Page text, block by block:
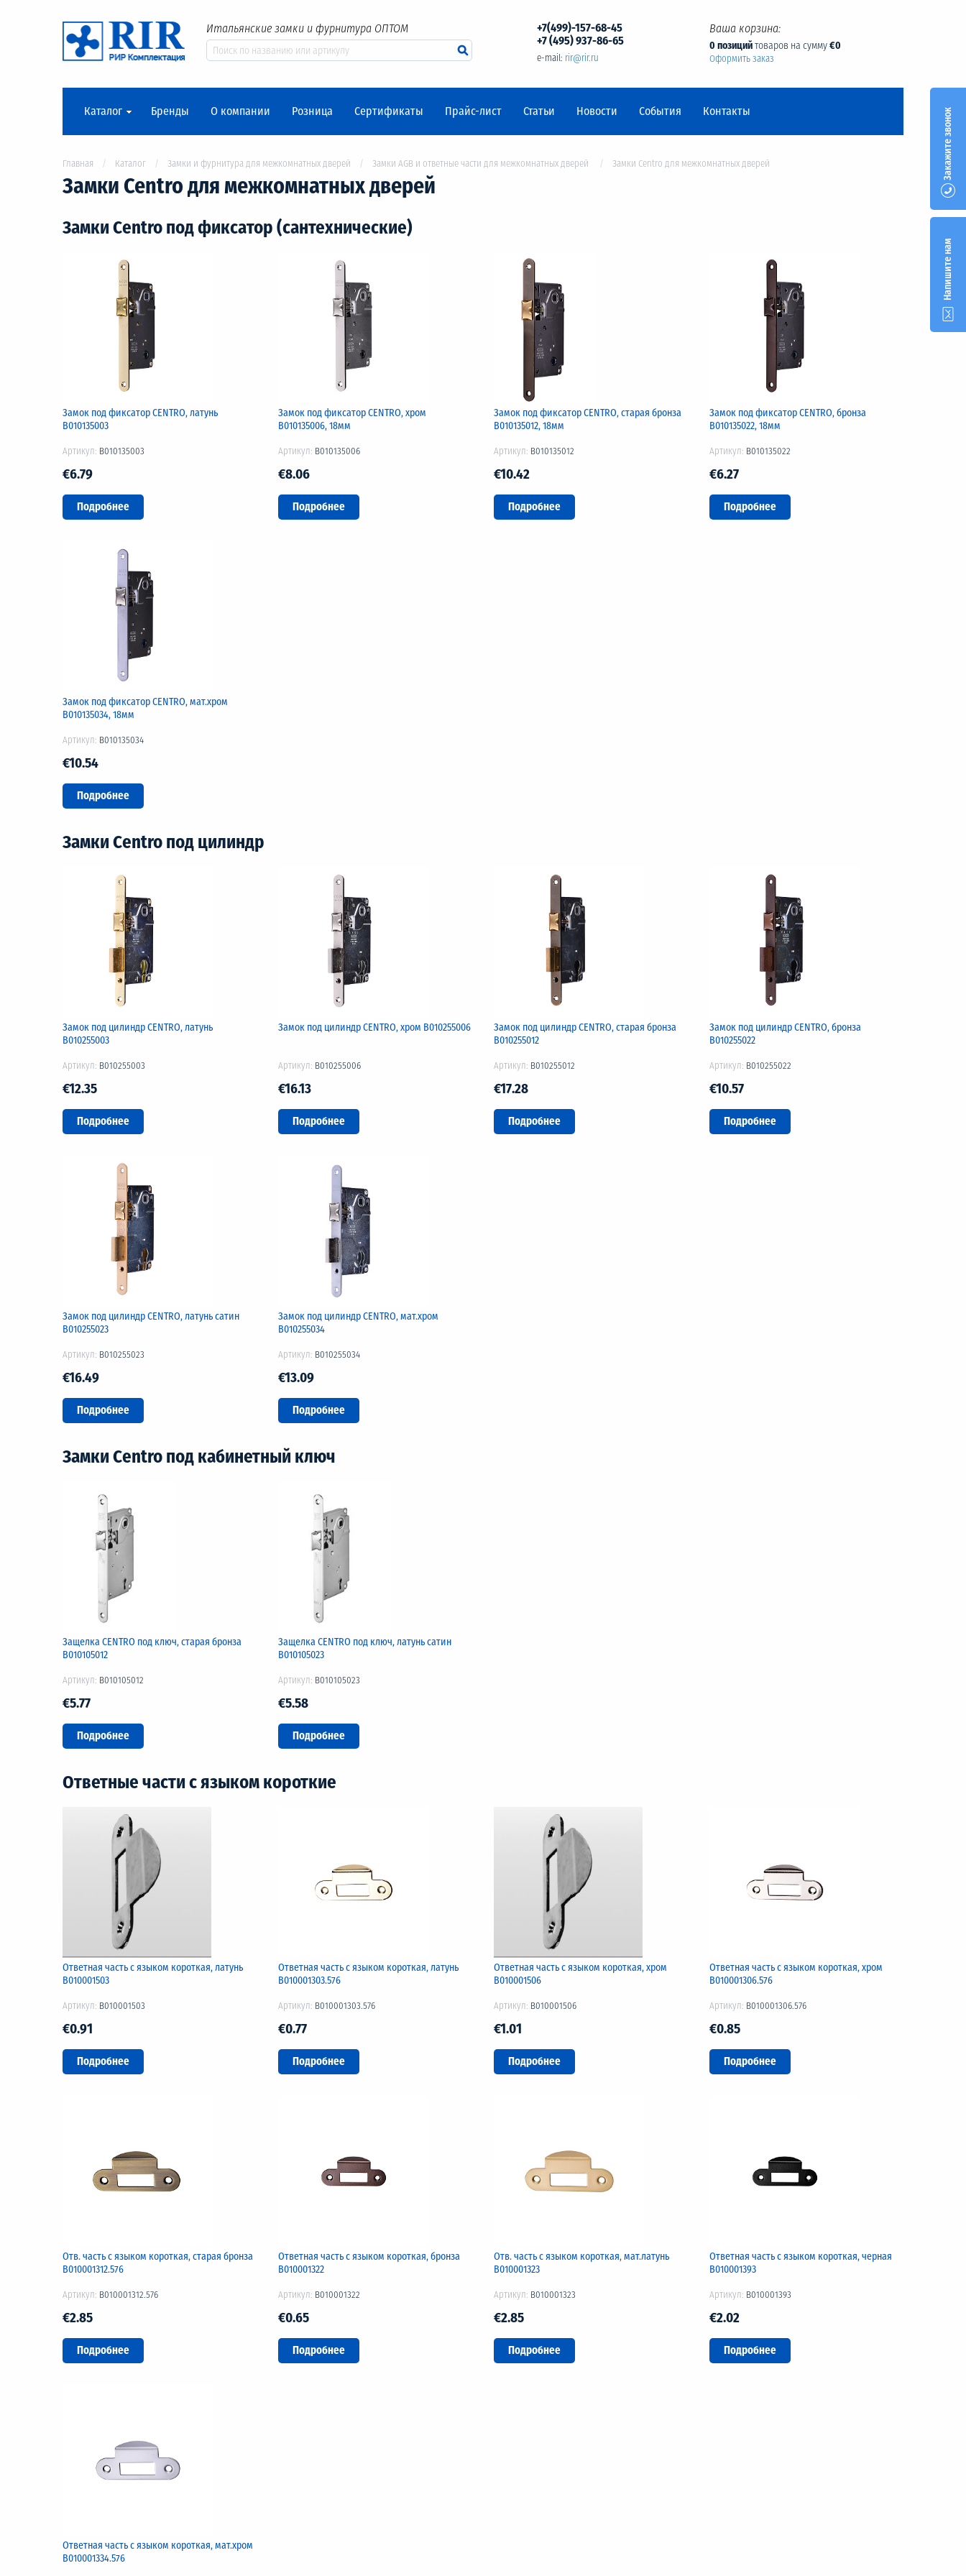
Итальянские замки и фурнитура ОПТОМ
+7(499)-157-68-45
+7 (495) 937-86-65
e-mail: rir@rir.ru
Ваша корзина:
0 позицийтоваров на сумму€0
Оформить заказ
Каталог Бренды О компании Розница Сертификаты Прайс-лист Статьи Новости События Контакты
Главная Каталог Замки и фурнитура для межкомнатных дверей Замки AGB и ответные части для межкомнатных дверей Замки Centro для межкомнатных дверей
Замки Centro для межкомнатных дверей
Замки Centro под фиксатор (сантехнические)
Замок под фиксатор CENTRO, латунь
B010135003
Артикул: B010135003
€6.79
Подробнее
Замок под фиксатор CENTRO, хром
B010135006, 18мм
Артикул: B010135006
€8.06
Подробнее
Замок под фиксатор CENTRO, старая бронза
B010135012, 18мм
Артикул: B010135012
€10.42
Подробнее
Замок под фиксатор CENTRO, бронза
B010135022, 18мм
Артикул: B010135022
€6.27
Подробнее
Замок под фиксатор CENTRO, мат.хром
B010135034, 18мм
Артикул: B010135034
€10.54
Подробнее
Замки Centro под цилиндр
Замок под цилиндр CENTRO, латунь
B010255003
Артикул: B010255003
€12.35
Подробнее
Замок под цилиндр CENTRO, хром B010255006
Артикул: B010255006
€16.13
Подробнее
Замок под цилиндр CENTRO, старая бронза
B010255012
Артикул: B010255012
€17.28
Подробнее
Замок под цилиндр CENTRO, бронза
B010255022
Артикул: B010255022
€10.57
Подробнее
Замок под цилиндр CENTRO, латунь сатин
B010255023
Артикул: B010255023
€16.49
Подробнее
Замок под цилиндр CENTRO, мат.хром
B010255034
Артикул: B010255034
€13.09
Подробнее
Замки Centro под кабинетный ключ
Защелка CENTRO под ключ, старая бронза
B010105012
Артикул: B010105012
€5.77
Подробнее
Защелка CENTRO под ключ, латунь сатин
B010105023
Артикул: B010105023
€5.58
Подробнее
Ответные части с языком короткие
Ответная часть с языком короткая, латунь
B010001503
Артикул: B010001503
€0.91
Подробнее
Ответная часть с языком короткая, латунь
B010001303.576
Артикул: B010001303.576
€0.77
Подробнее
Ответная часть с языком короткая, хром
B010001506
Артикул: B010001506
€1.01
Подробнее
Ответная часть с языком короткая, хром
B010001306.576
Артикул: B010001306.576
€0.85
Подробнее
Отв. часть с языком короткая, старая бронза
B010001312.576
Артикул: B010001312.576
€2.85
Подробнее
Ответная часть с языком короткая, бронза
B010001322
Артикул: B010001322
€0.65
Подробнее
Отв. часть с языком короткая, мат.латунь
B010001323
Артикул: B010001323
€2.85
Подробнее
Ответная часть с языком короткая, черная
B010001393
Артикул: B010001393
€2.02
Подробнее
Ответная часть с языком короткая, мат.хром
B010001334.576
Закажите звонок
Напишите нам